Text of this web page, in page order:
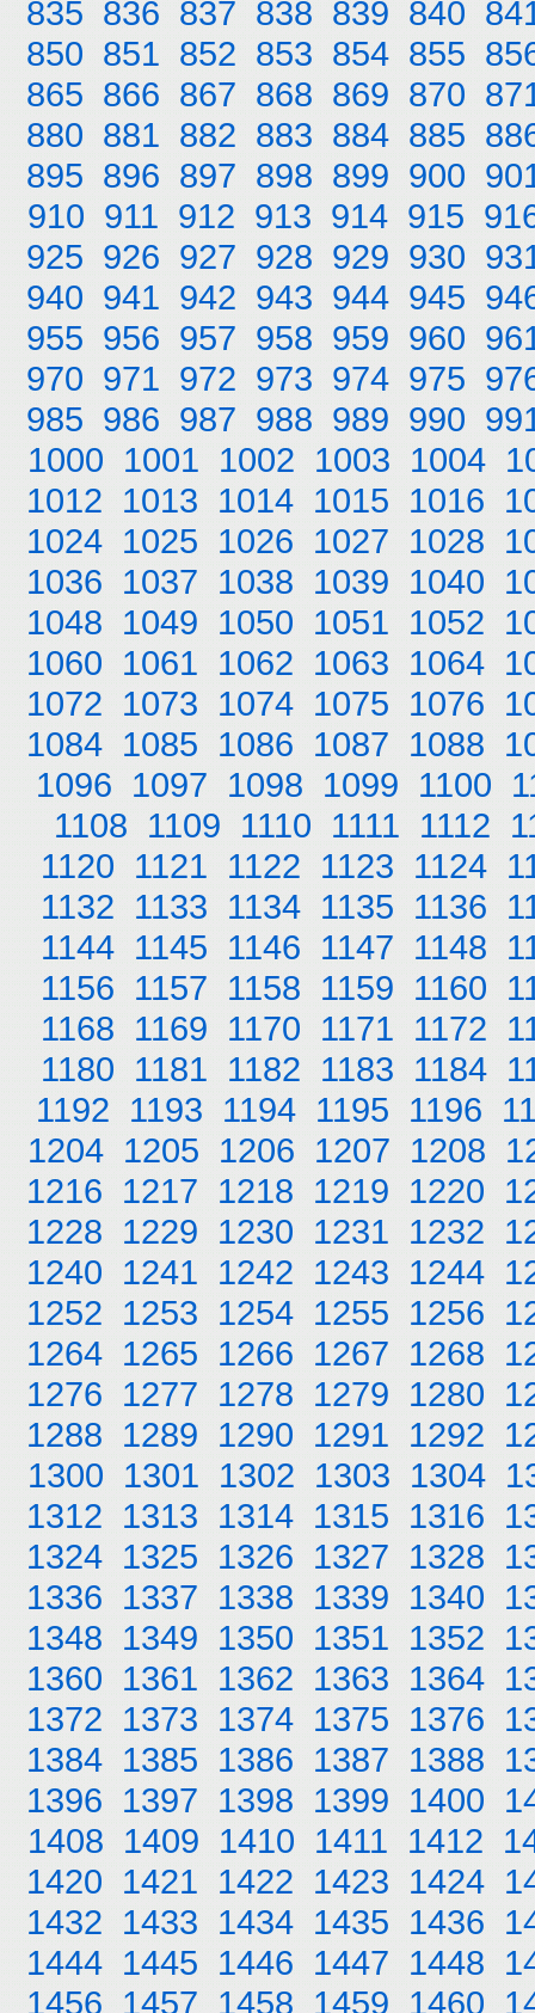
835 836 837 838 839 840
850 851 852 853 854 855
865 866 867 868 869 870
880 881 882 883 884 885
895 896 897 898 899 900
910 911 912 913 914 915
925 926 927 928 929 930
940 941 942 943 944 945
955 956 957 958 959 960
970 971 972 973 974 975
985 986 987 988 989 990
1000 1001 1002 1003 1004
1012 1013 1014 1015 1016
1024 1025 1026 1027 1028
1036 1037 1038 1039 1040
1048 1049 1050 1051 1052
1060 1061 1062 1063 1064
1072 1073 1074 1075 1076
1084 1085 1086 1087 1088
1096 1097 1098 1099 1100
1108 1109 1110 1111 1112
1120 1121 1122 1123 1124
1132 1133 1134 1135 1136
1144 1145 1146 1147 1148
1156 1157 1158 1159 1160
1168 1169 1170 1171 1172
1180 1181 1182 1183 1184
1192 1193 1194 1195 1196
1204 1205 1206 1207 1208
1216 1217 1218 1219 1220
1228 1229 1230 1231 1232
1240 1241 1242 1243 1244
1252 1253 1254 1255 1256
1264 1265 1266 1267 1268
1276 1277 1278 1279 1280
1288 1289 1290 1291 1292
1300 1301 1302 1303 1304
1312 1313 1314 1315 1316
1324 1325 1326 1327 1328
1336 1337 1338 1339 1340
1348 1349 1350 1351 1352
1360 1361 1362 1363 1364
1372 1373 1374 1375 1376
1384 1385 1386 1387 1388
1396 1397 1398 1399 1400
1408 1409 1410 1411 1412
1420 1421 1422 1423 1424
1432 1433 1434 1435 1436
1444 1445 1446 1447 1448
1456 1457 1458 1459 1460